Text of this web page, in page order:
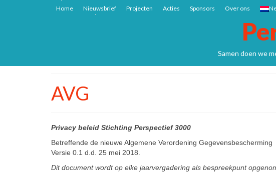
Home Nieuwsbrief Projecten Acties Sponsors Over ons
Samen doen we
AVG
Privacy beleid Stichting Perspectief 3000
Betreffende de nieuwe Algemene Verordening Gegevensbescherming
Versie 0.1 d.d. 25 mei 2018.
Dit document wordt op elke jaarvergadering als bespreekpunt